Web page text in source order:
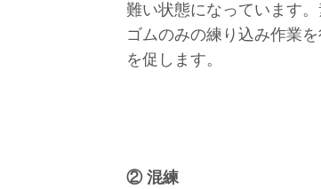
難い状態になっています
ゴムのみの練り込み作業
を促します。
② 混練